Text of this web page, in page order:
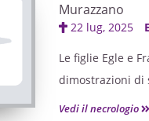
Murazzano
22 lug, 2025
Le figlie Egle e
dimostrazioni di
con preghiere,
Vedi il necrologio